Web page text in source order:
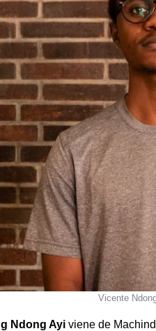
Vicente
Ndong Ayi viene de